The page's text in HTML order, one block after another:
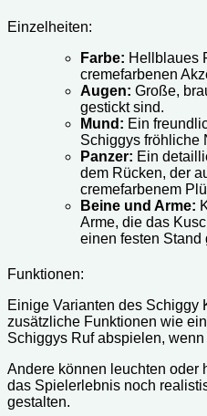
Einzelheiten:
Farbe: Hellblaues
cremefarbenen
Augen: Große,
gestickt sind.
Mund: Ein
Schiggys fröhliche
Panzer: Ein
dem Rücken, der
cremefarbenem
Beine und Arme:
Arme, die das
einen festen Stand
Funktionen:
Einige Varianten des Schiggy
zusätzliche Funktionen wie
Schiggys Ruf abspielen,
Andere können leuchten oder
das Spielerlebnis noch
gestalten.